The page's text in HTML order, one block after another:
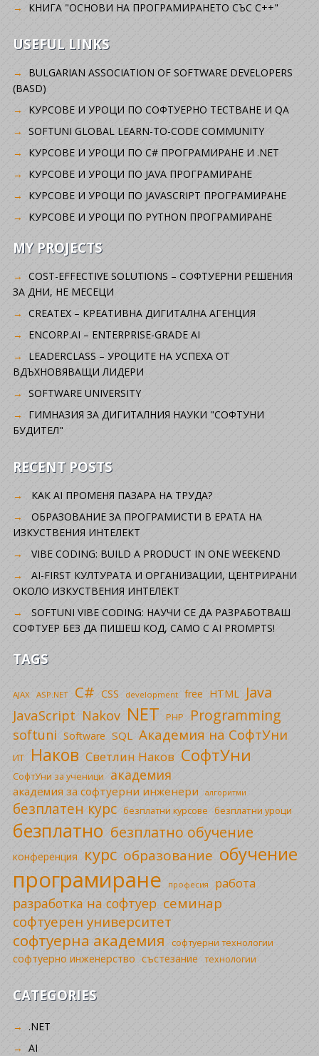
КНИГА "ОСНОВИ НА ПРОГРАМИРАНЕТО СЪС C++"
USEFUL LINKS
BULGARIAN ASSOCIATION OF SOFTWARE DEVELOPERS
(BASD)
KУРСОВЕ И УРОЦИ ПО СОФТУЕРНО ТЕСТВАНЕ И QA
SOFTUNI GLOBAL LEARN-TO-CODE COMMUNITY
КУРСОВЕ И УРОЦИ ПО C# ПРОГРАМИРАНЕ И .NET
КУРСОВЕ И УРОЦИ ПО JAVA ПРОГРАМИРАНЕ
КУРСОВЕ И УРОЦИ ПО JAVASCRIPT ПРОГРАМИРАНЕ
КУРСОВЕ И УРОЦИ ПО PYTHON ПРОГРАМИРАНЕ
MY PROJECTS
COST-EFFECTIVE SOLUTIONS – СОФТУЕРНИ РЕШЕНИЯ
ЗА ДНИ, НЕ МЕСЕЦИ
CREATEX – КРЕАТИВНА ДИГИТАЛНА АГЕНЦИЯ
ENCORP.AI – ENTERPRISE-GRADE AI
LEADERCLASS – УРОЦИТЕ НА УСПЕХА ОТ
ВДЪХНОВЯВАЩИ ЛИДЕРИ
SOFTWARE UNIVERSITY
ГИМНАЗИЯ ЗА ДИГИТАЛНИЯ НАУКИ "СОФТУНИ
БУДИТЕЛ"
RECENT POSTS
КАК AI ПРОМЕНЯ ПАЗАРА НА ТРУДА?
ОБРАЗОВАНИЕ ЗА ПРОГРАМИСТИ В ЕРАТА НА
ИЗКУСТВЕНИЯ ИНТЕЛЕКТ
VIBE CODING: BUILD A PRODUCT IN ONE WEEKEND
AI-FIRST КУЛТУРАТА И ОРГАНИЗАЦИИ, ЦЕНТРИРАНИ
ОКОЛО ИЗКУСТВЕНИЯ ИНТЕЛЕКТ
SOFTUNI VIBE CODING: НАУЧИ СЕ ДА РАЗРАБОТВАШ
СОФТУЕР БЕЗ ДА ПИШЕШ КОД, САМО С AI PROMPTS!
TAGS
AJAX ASP.NET C# CSS development free HTML Java
JavaScript Nakov NET PHP Programming
softuni Software SQL Академия на СофтУни
ИТ Наков Светлин Наков СофтУни
СофтУни за ученици академия
академия за софтуерни инженери алгоритми
безплатен курс безплатни курсове безплатни уроци
безплатно безплатно обучение
конференция курс образование обучение
програмиране професия работа
разработка на софтуер семинар
софтуерен университет
софтуерна академия софтуерни технологии
софтуерно инженерство състезание технологии
CATEGORIES
.NET
AI